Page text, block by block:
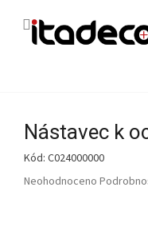
Nástavec k
Kód: C024000000
Průměrné
Neohodnoceno